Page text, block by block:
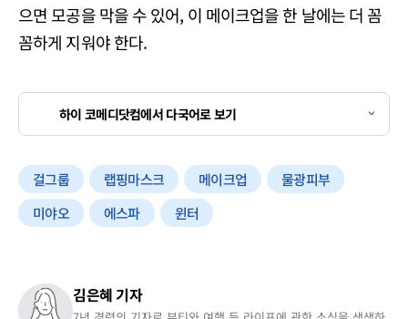
으면 모공을 막을 수 있어, 이 메이크업을 한 날에는 더 꼼
꼼하게 지워야 한다.
하이 코메디닷컴에서 다국어로 보기
걸그룹 랩핑마스크 메이크업
물광피부
미야오
에스파 윈터
김은혜 기자